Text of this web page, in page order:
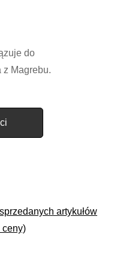
do
z Magrebu.
artykułów
ceny)